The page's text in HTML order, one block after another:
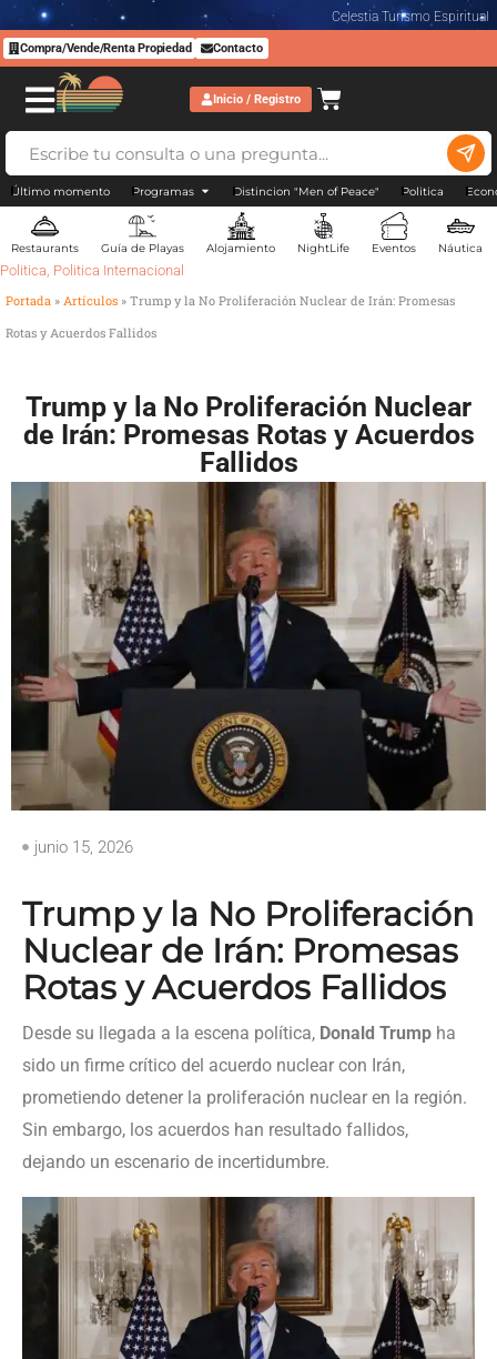
Celestia Turismo Espiritual
Compra/Vende/Renta Propiedad Contacto
Inicio / Registro
Último momento Programas Distincion "Men of Peace" Politica
Restaurants Guía de Playas Alojamiento NightLife Eventos Náutica
Politica, Politica Internacional
Portada » Artículos » Trump y la No Proliferación Nuclear de Irán: Promesas
Rotas y Acuerdos Fallidos
Trump y la No Proliferación Nuclear
de Irán: Promesas Rotas y Acuerdos
Fallidos
junio 15, 2026
Trump y la No Proliferación
Nuclear de Irán: Promesas
Rotas y Acuerdos Fallidos
Desde su llegada a la escena política, Donald Trump ha
sido un firme crítico del acuerdo nuclear con Irán,
prometiendo detener la proliferación nuclear en la región.
Sin embargo, los acuerdos han resultado fallidos,
dejando un escenario de incertidumbre.